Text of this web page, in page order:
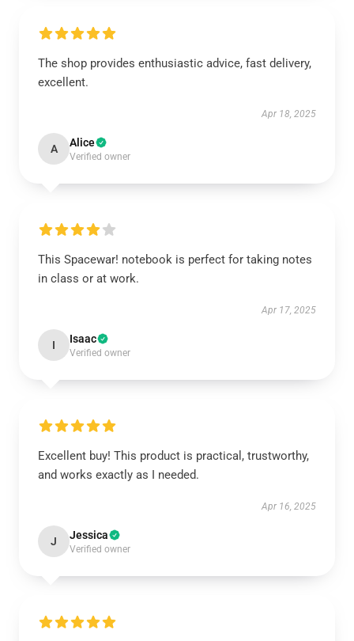
The shop provides enthusiastic advice, fast delivery,
excellent.
Apr 18, 2025
A Alice
Verified owner
This Spacewar! notebook is perfect for taking notes
in class or at work.
Apr 17, 2025
I Isaac
Verified owner
Excellent buy! This product is practical, trustworthy,
and works exactly as I needed.
Apr 16, 2025
J Jessica
Verified owner